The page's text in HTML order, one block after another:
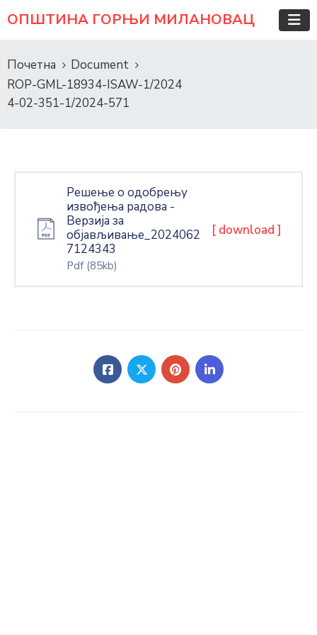
ОПШТИНА ГОРЊИ МИЛАНОВАЦ
Почетна
Document
ROP-GML-18934-ISAW-1/2024
4-02-351-1/2024-571
Решење о одобрењу
извођења радова -
Верзија за
објављивање_2024062
7124343
Pdf (85kb)
[ download ]